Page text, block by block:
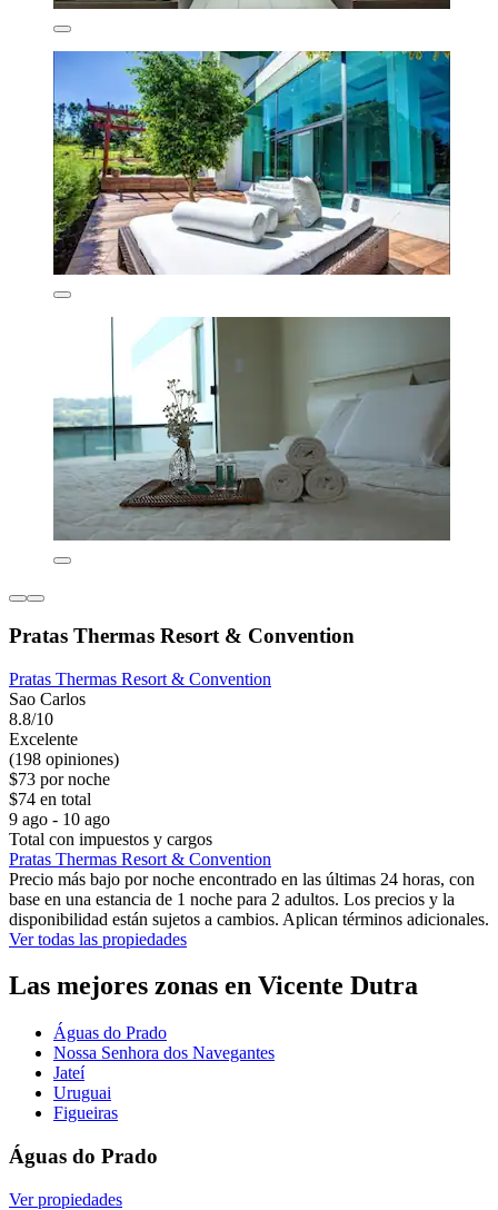
Pratas Thermas Resort & Convention
Pratas Thermas Resort & Convention
Sao Carlos
8.8/10
Excelente
(198 opiniones)
$73 por noche
$74 en total
9 ago - 10 ago
Total con impuestos y cargos
Pratas Thermas Resort & Convention
Precio más bajo por noche encontrado en las últimas 24 horas, con
base en una estancia de 1 noche para 2 adultos. Los precios y la
disponibilidad están sujetos a cambios. Aplican términos adicionales.
Ver todas las propiedades
Las mejores zonas en Vicente Dutra
Águas do Prado
Nossa Senhora dos Navegantes
Jateí
Uruguai
Figueiras
Águas do Prado
Ver propiedades